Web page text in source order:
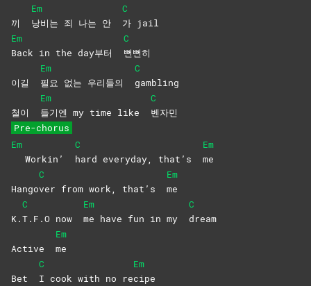
끼
Em
낭비는 죄 나는 안
C
가 jail
Em
Back in the day부터
C
뻔뻔히
이길
Em
필요 없는 우리들의
C
gambling
철이
Em
들기엔 my time like
C
벤자민
Pre-chorus
Em
Workin’
C
hard everyday, that’s
Em
me
Hango
C
ver from work, that’s
Em
me
K.
C
T.F.O now
Em
me have fun in my
C
dream
Active
Em
me
Bet
C
I cook with no re
Em
cipe